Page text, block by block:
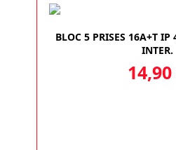
BLOC 5 PRISES 16A+T IP
INTER.
14,90